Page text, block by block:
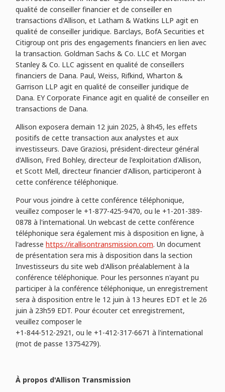
qualité de conseiller financier et de conseiller en
transactions d'Allison, et Latham & Watkins LLP agit en
qualité de conseiller juridique. Barclays, BofA Securities et
Citigroup ont pris des engagements financiers en lien avec
la transaction. Goldman Sachs & Co. LLC et Morgan
Stanley & Co. LLC agissent en qualité de conseillers
financiers de Dana. Paul, Weiss, Rifkind, Wharton &
Garrison LLP agit en qualité de conseiller juridique de
Dana. EY Corporate Finance agit en qualité de conseiller en
transactions de Dana.
Allison exposera demain 12 juin 2025, à 8h45, les effets
positifs de cette transaction aux analystes et aux
investisseurs. Dave Graziosi, président-directeur général
d'Allison, Fred Bohley, directeur de l'exploitation d'Allison,
et Scott Mell, directeur financier d'Allison, participeront à
cette conférence téléphonique.
Pour vous joindre à cette conférence téléphonique,
veuillez composer le +1-877-425-9470, ou le +1-201-389-
0878 à l'international. Un webcast de cette conférence
téléphonique sera également mis à disposition en ligne, à
l'adresse https://ir.allisontransmission.com. Un document
de présentation sera mis à disposition dans la section
Investisseurs du site web d'Allison préalablement à la
conférence téléphonique. Pour les personnes n'ayant pu
participer à la conférence téléphonique, un enregistrement
sera à disposition entre le 12 juin à 13 heures EDT et le 26
juin à 23h59 EDT. Pour écouter cet enregistrement,
veuillez composer le
+1-844-512-2921, ou le +1-412-317-6671 à l'international
(mot de passe 13754279).
À propos d'Allison Transmission